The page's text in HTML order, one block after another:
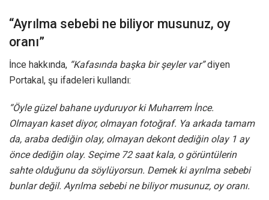
“Ayrılma sebebi ne biliyor musunuz, oy
oranı”
İnce hakkında, “Kafasında başka bir şeyler var”diyen
Portakal, şu ifadeleri kullandı:
“Öyle güzel bahane uyduruyor ki Muharrem İnce.
Olmayan kaset diyor, olmayan fotoğraf. Ya arkada tamam
da, araba dediğin olay, olmayan dekont dediğin olay 1 ay
önce dediğin olay. Seçime 72 saat kala, o görüntülerin
sahte olduğunu da söylüyorsun. Demek ki ayrılma sebebi
bunlar değil. Ayrılma sebebi ne biliyor musunuz, oy oranı.